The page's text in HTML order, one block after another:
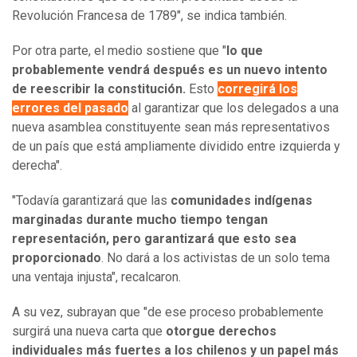
Revolución Francesa de 1789", se indica también.
Por otra parte, el medio sostiene que " lo que
probablemente vendrá después es un nuevo intento
de reescribir la constitución. Esto corregirá los
errores del pasado al garantizar que los delegados a una
nueva asamblea constituyente sean más representativos
de un país que está ampliamente dividido entre izquierda y
derecha".
"Todavía garantizará que las comunidades indígenas
marginadas durante mucho tiempo tengan
representación, pero garantizará que esto sea
proporcionado. No dará a los activistas de un solo tema
una ventaja injusta", recalcaron.
A su vez, subrayan que "de ese proceso probablemente
surgirá una nueva carta que otorgue derechos
individuales más fuertes a los chilenos y un papel más